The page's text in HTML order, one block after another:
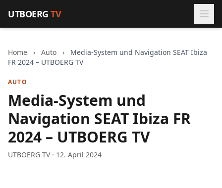
UTBOERGTV
Home › Auto ›
Media-System und Navigation SEAT Ibiza
FR 2024 – UTBOERG TV
AUTO
Media-System und
Navigation SEAT Ibiza FR
2024 – UTBOERG TV
UTBOERG TV · 12. April 2024